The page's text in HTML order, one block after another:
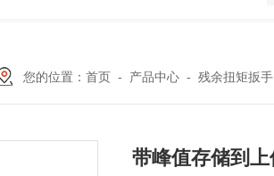
您的位置： 首页- 产品中心- 残余扭矩扳手
带峰值存储到